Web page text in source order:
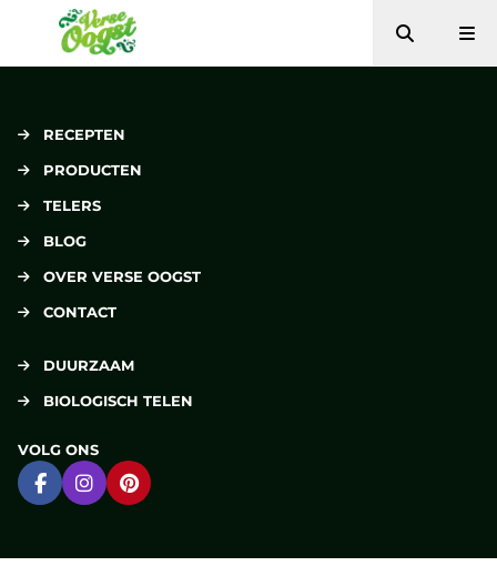
Verse Oogst
Zoeken
RECEPTEN
PRODUCTEN
TELERS
BLOG
OVER VERSE OOGST
CONTACT
DUURZAAM
BIOLOGISCH TELEN
VOLG ONS
Ga naar Facebook
Ga naar Instagram
Ga naar Pinterest